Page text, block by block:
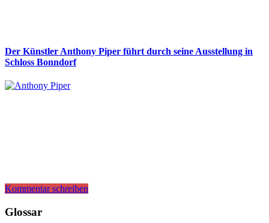
Der Künstler Anthony Piper führt durch seine Ausstellung in
Schloss Bonndorf
Kommentar schreiben
Glossar